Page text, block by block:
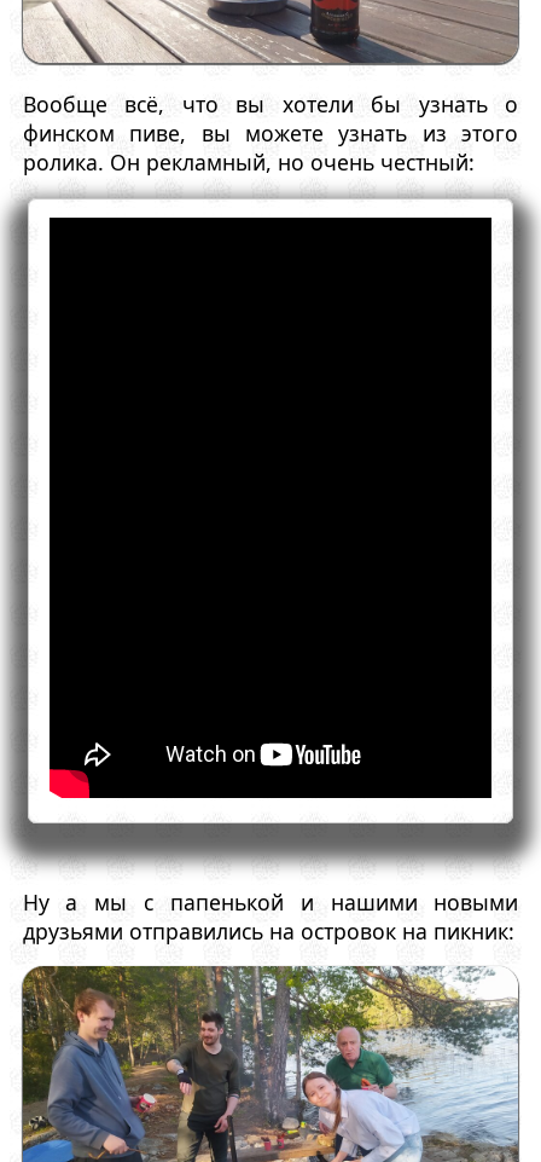
Вообще всё, что вы хотели бы узнать о
финском пиве, вы можете узнать из этого
ролика. Он рекламный, но очень честный:
Ну а мы с папенькой и нашими новыми
друзьями отправились на островок на пикник: